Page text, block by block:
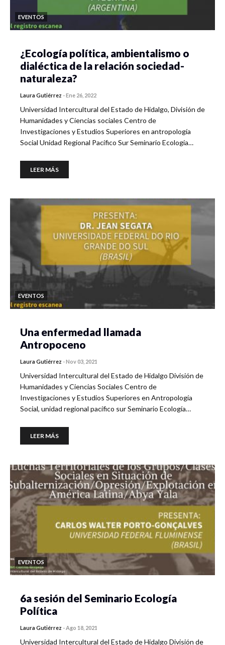
EVENTOS
¿Ecología política, ambientalismo o
dialéctica de la relación sociedad-
naturaleza?
Laura Gutiérrez -Ene 26, 2022
Universidad Intercultural del Estado de Hidalgo, División de
Humanidades y Ciencias sociales Centro de
Investigaciones y Estudios Superiores en antropología
Social Unidad Regional Pacífico Sur Seminario Ecología…
LEER MÁS
EVENTOS
Una enfermedad llamada
Antropoceno
Laura Gutiérrez -Nov 03, 2021
Universidad Intercultural del Estado de Hidalgo División de
Humanidades y Ciencias Sociales Centro de
Investigaciones y Estudios Superiores en Antropología
Social, unidad regional pacífico sur Seminario Ecología…
LEER MÁS
EVENTOS
6a sesión del Seminario Ecología
Política
Laura Gutiérrez -Ago 18, 2021
Universidad Intercultural del Estado de Hidalgo División de